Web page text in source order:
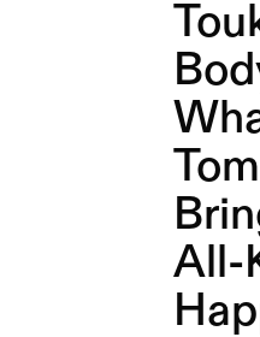
All-